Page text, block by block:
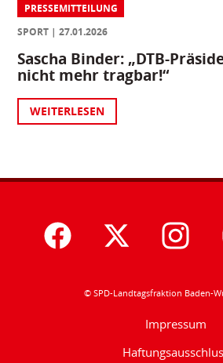
PRESSEMITTEILUNG
SPORT
27.01.2026
Sascha Binder: „DTB-
nicht mehr tragbar!“
WEITERLESEN
© SPD-Landtagsfraktion Baden-
Impressum